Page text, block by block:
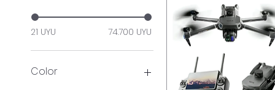
21 UYU 74.700 UYU
Color